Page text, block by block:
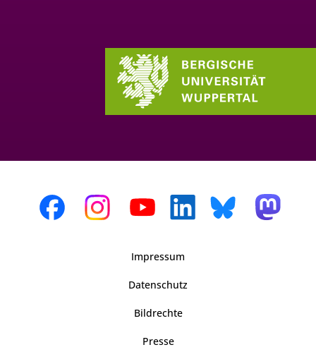
Impressum
Datenschutz
Bildrechte
Presse